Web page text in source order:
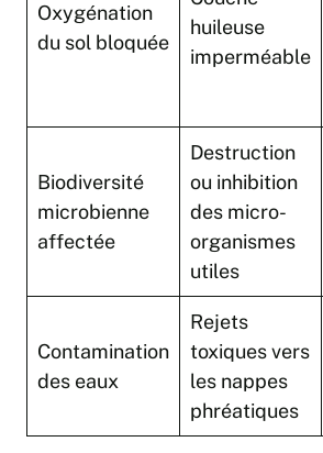
Oxygénation
du sol bloquée
huileuse
imperméable
Biodiversité
microbienne
affectée
Destruction
ou inhibition
des micro-
organismes
utiles
Contamination
des eaux
Rejets
toxiques vers
les nappes
phréatiques